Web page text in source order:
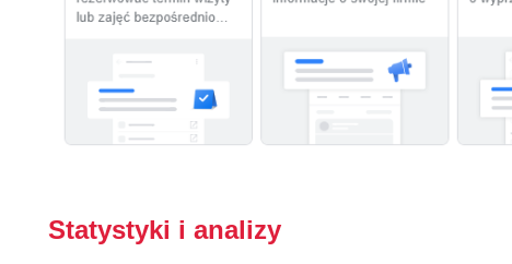
Statystyki i analizy